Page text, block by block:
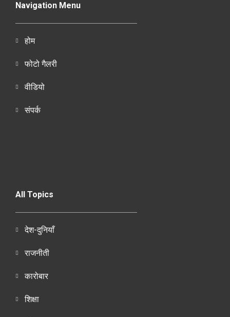
Navigation Menu
होम
फोटो गैलरी
वीडियो
संपर्क
All Topics
देश-दुनियाँ
राजनीती
कारोबार
शिक्षा